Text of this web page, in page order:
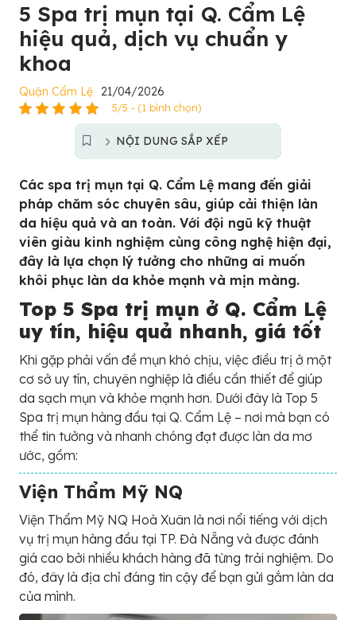
5 Spa trị mụn tại Q. Cẩm Lệ
hiệu quả, dịch vụ chuẩn y
khoa
Quận Cẩm Lệ 21/04/2026
5/5 - (1 bình chọn)
NỘI DUNG SẮP XẾP
Các spa trị mụn tại Q. Cẩm Lệ mang đến giải
pháp chăm sóc chuyên sâu, giúp cải thiện làn
da hiệu quả và an toàn. Với đội ngũ kỹ thuật
viên giàu kinh nghiệm cùng công nghệ hiện đại,
đây là lựa chọn lý tưởng cho những ai muốn
khôi phục làn da khỏe mạnh và mịn màng.
Top 5 Spa trị mụn ở Q. Cẩm Lệ
uy tín, hiệu quả nhanh, giá tốt
Khi gặp phải vấn đề mụn khó chịu, việc điều trị ở một
cơ sở uy tín, chuyên nghiệp là điều cần thiết để giúp
da sạch mụn và khỏe mạnh hơn. Dưới đây là Top 5
Spa trị mụn hàng đầu tại Q. Cẩm Lệ – nơi mà bạn có
thể tin tưởng và nhanh chóng đạt được làn da mơ
ước, gồm:
Viện Thẩm Mỹ NQ
Viện Thẩm Mỹ NQ Hoà Xuân là nơi nổi tiếng với dịch
vụ trị mụn hàng đầu tại TP. Đà Nẵng và được đánh
giá cao bởi nhiều khách hàng đã từng trải nghiệm. Do
đó, đây là địa chỉ đáng tin cậy để bạn gửi gắm làn da
của mình.